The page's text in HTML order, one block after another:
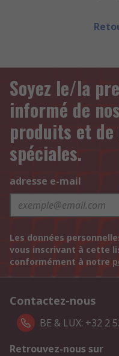
Soyez le/la
informé de
produits et
spéciales.
adresse e-mail
Les données
vous inscrivant à cette
conformément à notre
Contactez-nous
BE & LUX: +32 2
Retrouvez-nous sur